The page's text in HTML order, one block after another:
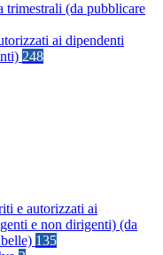
trimestrali (da pubblicare
ai dipendenti
248
e autorizzati ai
e non dirigenti) (da
135